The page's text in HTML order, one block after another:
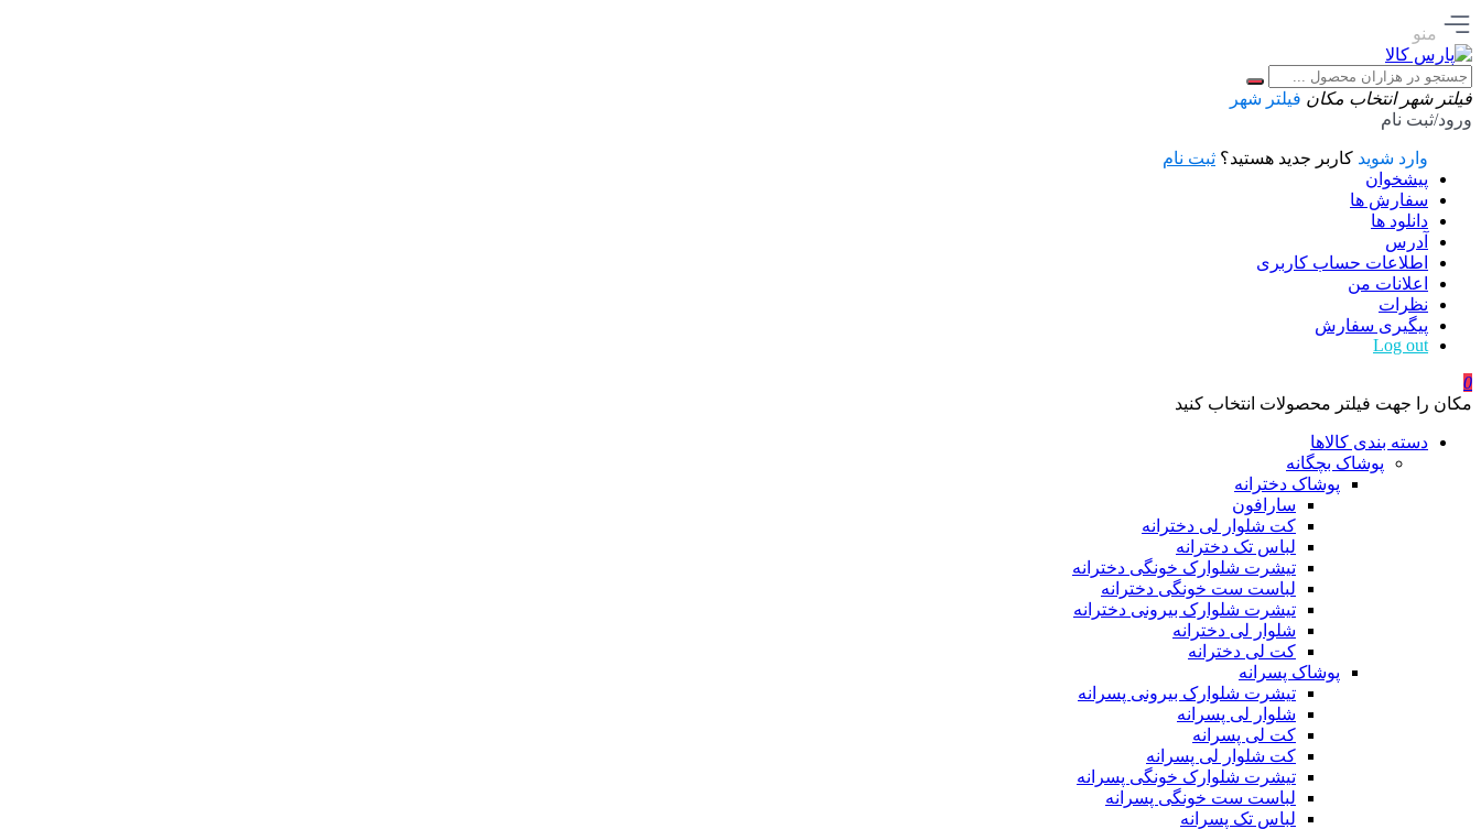
منو
فیلتر شهر انتخاب مکان فیلتر شهر
ورود/ثبت نام
وارد شوید کاربر جدید هستید؟ ثبت نام
پیشخوان
سفارش ها
دانلود ها
آدرس
اطلاعات حساب كاربری
اعلانات من
نظرات
پیگیری سفارش
Log out
0
مکان را جهت فیلتر محصولات انتخاب کنید
دسته بندی کالاها
پوشاک بچگانه
پوشاک دخترانه
سارافون
کت شلوار لی دخترانه
لباس تک دخترانه
تیشرت شلوارک خونگی دخترانه
لباست ست خونگی دخترانه
تیشرت شلوارک بیرونی دخترانه
شلوار لی دخترانه
کت لی دخترانه
پوشاک پسرانه
تیشرت شلوارک بیرونی پسرانه
شلوار لی پسرانه
کت لی پسرانه
کت شلوار لی پسرانه
تیشرت شلوارک خونگی پسرانه
لباست ست خونگی پسرانه
لباس تک پسرانه